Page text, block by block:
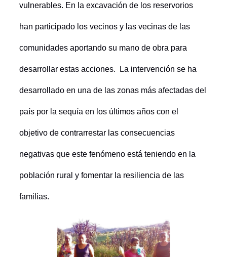
vulnerables. En la excavación de los reservorios
han participado los vecinos y las vecinas de las
comunidades aportando su mano de obra para
desarrollar estas acciones. La intervención se ha
desarrollado en una de las zonas más afectadas del
país por la sequía en los últimos años con el
objetivo de contrarrestar las consecuencias
negativas que este fenómeno está teniendo en la
población rural y fomentar la resiliencia de las
familias.